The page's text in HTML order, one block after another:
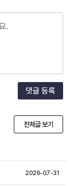
댓글 등록
전체글 보기
2026-07-31